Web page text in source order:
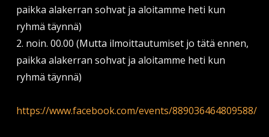
paikka alakerran sohvat ja aloitamme heti kun
ryhmä täynnä)
2. noin. 00.00 (Mutta ilmoittautumiset jo tätä ennen,
paikka alakerran sohvat ja aloitamme heti kun
ryhmä täynnä)
https://www.facebook.com/events/889036464809588/